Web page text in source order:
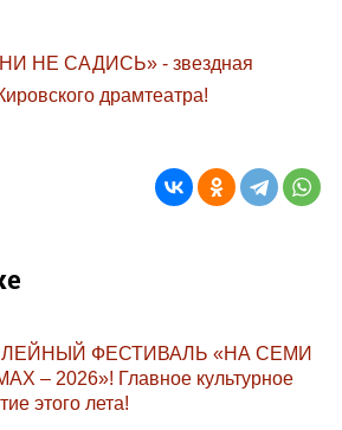
ФЕСТИВАЛЬ «НА СЕМИ
– 2026»! Главное культурное
этого лета!